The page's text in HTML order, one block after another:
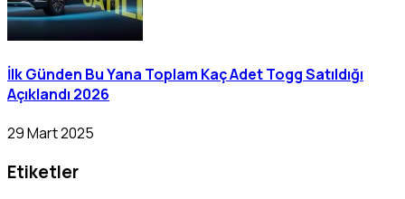
İlk Günden Bu Yana Toplam Kaç Adet Togg Satıldığı
Açıklandı 2026
29 Mart 2025
Etiketler